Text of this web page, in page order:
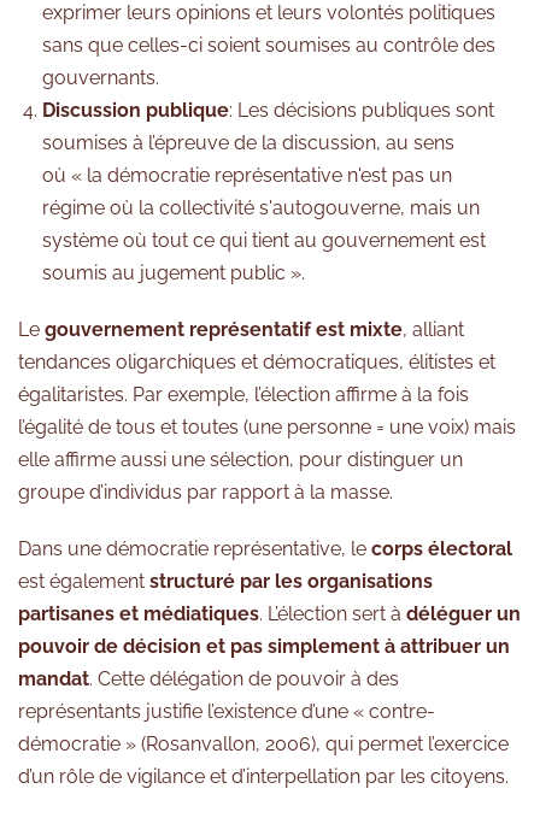
exprimer leurs opinions et leurs volontés politiques
sans que celles-ci soient soumises au contrôle des
gouvernants.
Discussion publique: Les décisions publiques sont
soumises à l’épreuve de la discussion, au sens
où « la démocratie représentative n'est pas un
régime où la collectivité s'autogouverne, mais un
système où tout ce qui tient au gouvernement est
soumis au jugement public ».
Le gouvernement représentatif est mixte, alliant
tendances oligarchiques et démocratiques, élitistes et
égalitaristes. Par exemple, l’élection affirme à la fois
l’égalité de tous et toutes (une personne = une voix) mais
elle affirme aussi une sélection, pour distinguer un
groupe d’individus par rapport à la masse.
Dans une démocratie représentative, le corps électoral
est également structuré par les organisations
partisanes et médiatiques. L’élection sert à déléguer un
pouvoir de décision et pas simplement à attribuer un
mandat. Cette délégation de pouvoir à des
représentants justifie l’existence d’une « contre-
démocratie » (Rosanvallon, 2006), qui permet l’exercice
d’un rôle de vigilance et d’interpellation par les citoyens.